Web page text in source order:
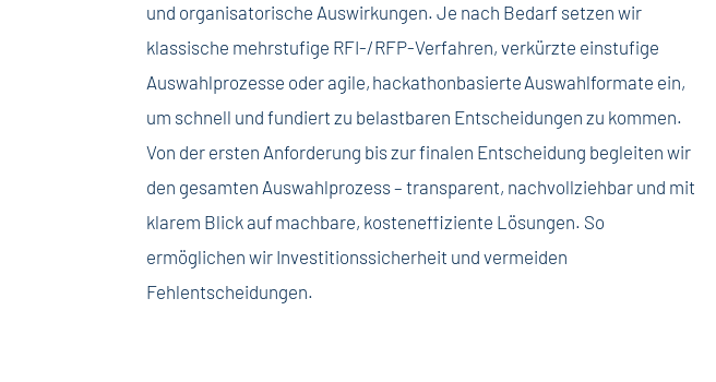
und organisatorische Auswirkungen. Je nach Bedarf setzen wir
klassische mehrstufige RFI-/RFP-Verfahren, verkürzte einstufige
Auswahlprozesse oder agile, hackathonbasierte Auswahlformate ein,
um schnell und fundiert zu belastbaren Entscheidungen zu kommen.
Von der ersten Anforderung bis zur finalen Entscheidung begleiten wir
den gesamten Auswahlprozess – transparent, nachvollziehbar und mit
klarem Blick aufmachbare, kosteneffiziente Lösungen. So
ermöglichen wir Investitionssicherheit und vermeiden
Fehlentscheidungen.